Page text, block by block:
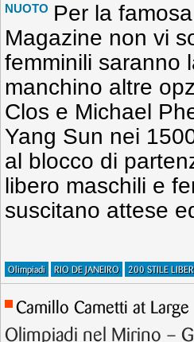
NUOTO Per la
Magazine non vi
femminili saranno
manchino altre
Clos e Michael
Yang Sun nei
al blocco di
libero maschili e
suscitano attese
Olimpiadi RIO DE JANEIRO 200 STILE
Camillo Cametti at Large
Olimpiadi nel Mirino –